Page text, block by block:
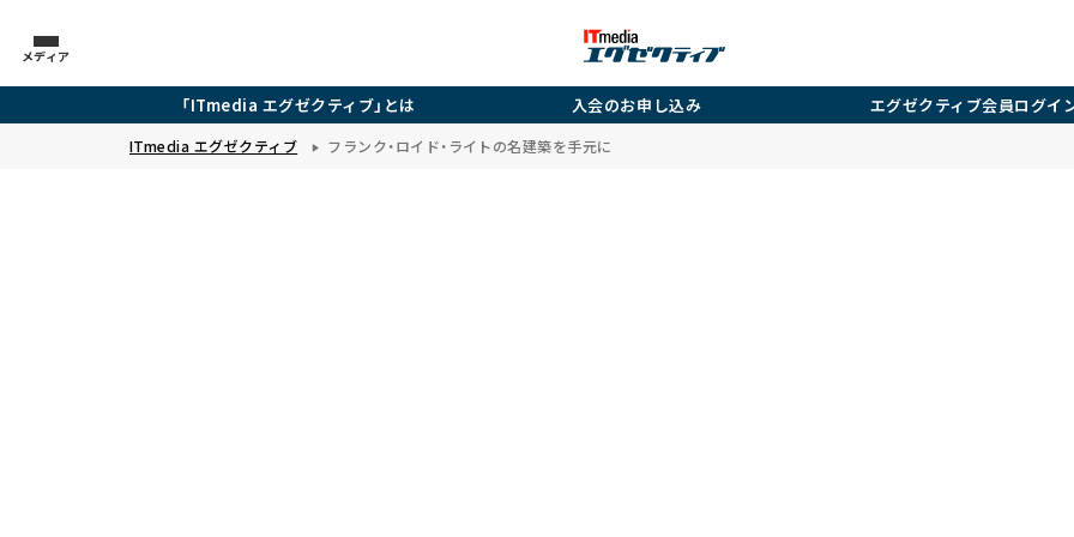
メディア
「ITmedia エグゼクティブ」とは 入会のお申し込み エグゼクティブ会員ログイ
ITmedia エグゼクティブ フランク・ロイド・ライトの名建築を手元に